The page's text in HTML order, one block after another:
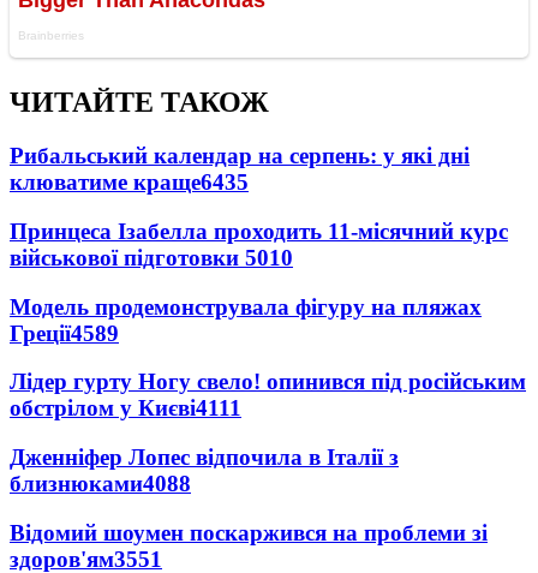
ЧИТАЙТЕ ТАКОЖ
Рибальський календар на серпень: у які дні
клюватиме краще6435
Принцеса Ізабелла проходить 11-місячний курс
військової підготовки 5010
Модель продемонструвала фігуру на пляжах
Греції4589
Лідер гурту Ногу свело! опинився під російським
обстрілом у Києві4111
Дженніфер Лопес відпочила в Італії з
близнюками4088
Відомий шоумен поскаржився на проблеми зі
здоров'ям3551